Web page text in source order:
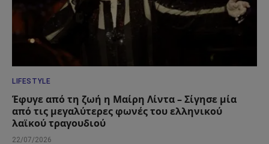
LIFESTYLE
Έφυγε από τη ζωή η Μαίρη Λίντα – Σίγησε μία
από τις μεγαλύτερες φωνές του ελληνικού
λαϊκού τραγουδιού
22/07/2026